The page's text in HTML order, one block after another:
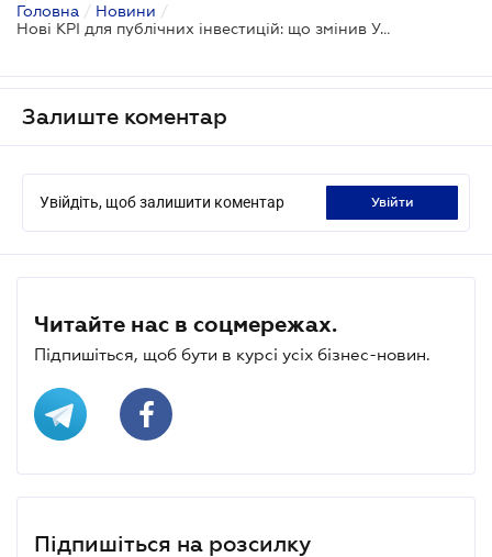
Головна / Новини /
Нові KPI для публічних інвестицій: що змінив Уряд
Залиште коментар
Увійдіть, щоб залишити коментар увійти
Читайте нас в соцмережах.
Підпишіться, щоб бути в курсі усіх бізнес-новин.
Підпишіться на розсилку